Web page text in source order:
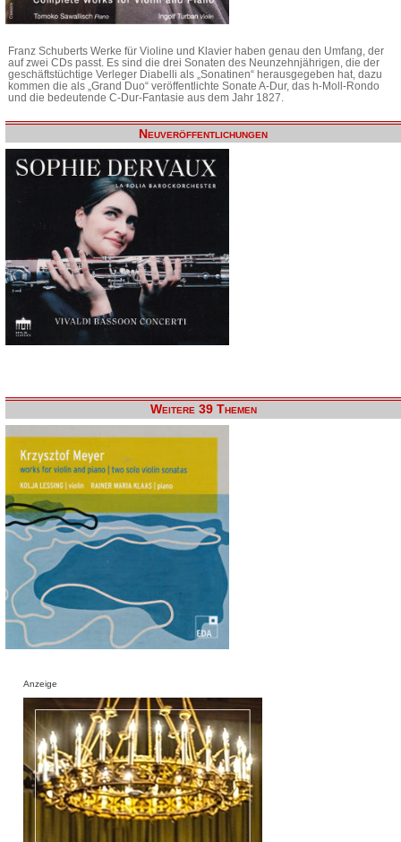
Franz Schuberts Werke für Violine und Klavier haben genau den Umfang, der
auf zwei CDs passt. Es sind die drei Sonaten des Neunzehnjährigen, die der
geschäftstüchtige Verleger Diabelli als „Sonatinen“ herausgegeben hat, dazu
kommen die als „Grand Duo“ veröffentlichte Sonate A-Dur, das h-Moll-Rondo
und die bedeutende C-Dur-Fantasie aus dem Jahr 1827.
Neuveröffentlichungen
Weitere 39 Themen
Anzeige